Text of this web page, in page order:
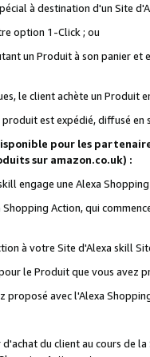
à destination d'un Site
option 1-Click ; ou
un Produit à son panier et
le client achète un Produit
est expédié, diffusé
pour les
sur amazon.co.uk) :
engage une Alexa
Action, qui
à votre Site d'Alexa skill
le Produit que vous avez
proposé avec l'Alexa
du client au cours de